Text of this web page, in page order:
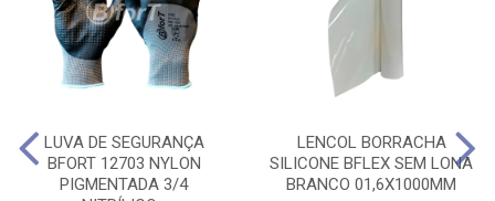
LUVA DE SEGURANÇA
BFORT 12703 NYLON
PIGMENTADA 3/4
LENCOL BORRACHA
SILICONE BFLEX SEM LONA
BRANCO 01,6X1000MM